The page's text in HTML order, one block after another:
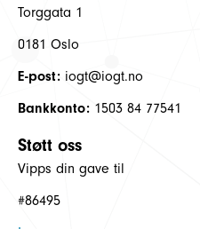
Torggata 1
0181 Oslo
E-post: iogt@iogt.no
Bankkonto: 1503 84 77541
Støtt oss
Vipps din gave til
#86495